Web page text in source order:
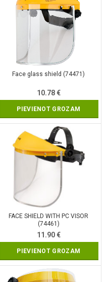
Face glass shield (74471)
10.78€
PIEVIENOT GROZAM
FACE SHIELD WITH PC VISOR
(74461)
11.90€
PIEVIENOT GROZAM